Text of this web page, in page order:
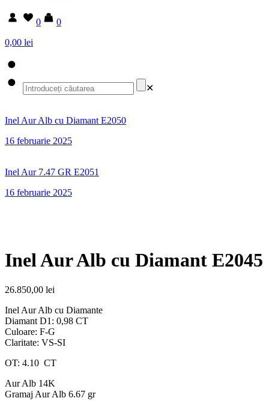
0
0
0,00 lei
✕
Inel Aur Alb cu Diamant E2050
16 februarie 2025
Inel Aur 7.47 GR E2051
16 februarie 2025
Inel Aur Alb cu Diamant E2045
26.850,00 lei
Inel Aur Alb cu Diamante
Diamant D1: 0,98 CT
Culoare: F-G
Claritate: VS-SI
OT: 4.10 CT
Aur Alb 14K
Gramaj Aur Alb 6.67 gr